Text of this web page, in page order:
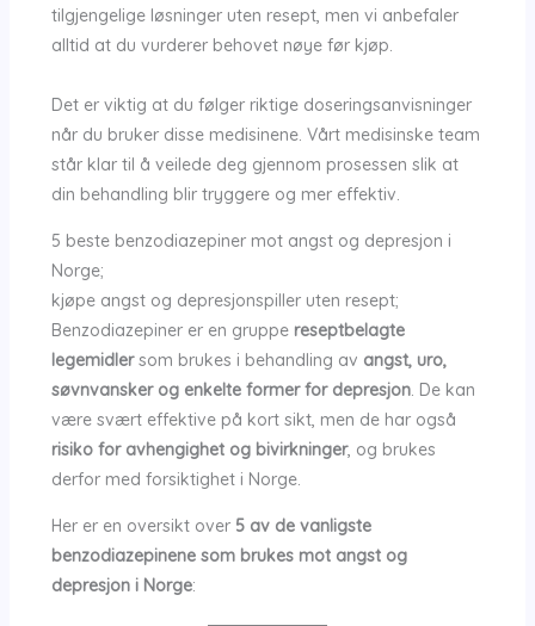
tilgjengelige løsninger uten resept, men vi anbefaler
alltid at du vurderer behovet nøye før kjøp.
Det er viktig at du følger riktige doseringsanvisninger
når du bruker disse medisinene. Vårt medisinske team
står klar til å veilede deg gjennom prosessen slik at
din behandling blir tryggere og mer effektiv.
5 beste benzodiazepiner mot angst og depresjon i
Norge;
kjøpe angst og depresjonspiller uten resept;
Benzodiazepiner er en gruppe reseptbelagte
legemidlersom brukes i behandling av angst, uro,
søvnvansker og enkelte former for depresjon. De kan
være svært effektive på kort sikt, men de har også
risiko for avhengighet og bivirkninger, og brukes
derfor med forsiktighet i Norge.
Her er en oversikt over 5 av de vanligste
benzodiazepinene som brukes mot angst og
depresjon i Norge: